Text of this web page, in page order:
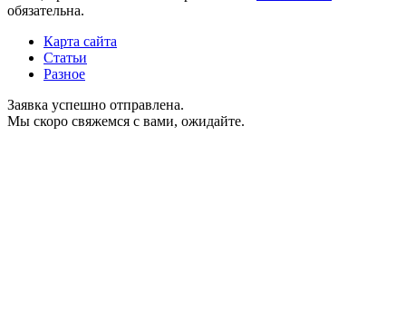
обязательна.
Карта сайта
Статьи
Разное
Заявка успешно отправлена.
Мы скоро свяжемся с вами, ожидайте.